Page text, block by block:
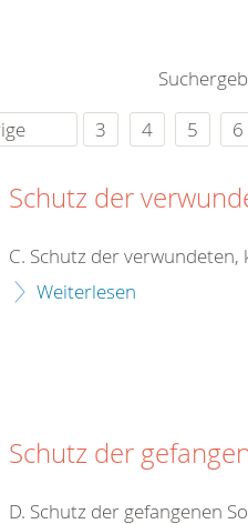
um die Uhr
3 4 5 6
Schutz der
C. Schutz der
Weiterlesen
Schutz der
D. Schutz der gefangenen